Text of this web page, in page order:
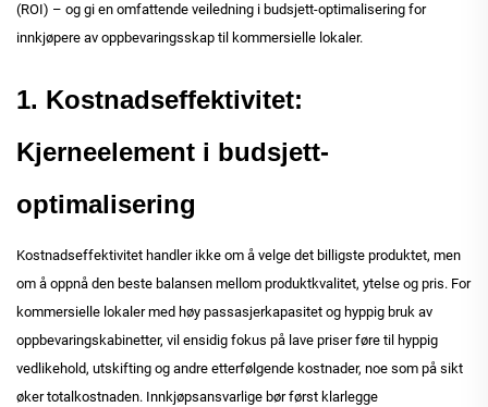
(ROI) – og gi en omfattende veiledning i budsjett-optimalisering for
innkjøpere av oppbevaringsskap til kommersielle lokaler.
1. Kostnadseffektivitet:
Kjerneelement i budsjett-
optimalisering
Kostnadseffektivitet handler ikke om å velge det billigste produktet, men
om å oppnå den beste balansen mellom produktkvalitet, ytelse og pris. For
kommersielle lokaler med høy passasjerkapasitet og hyppig bruk av
oppbevaringskabinetter, vil ensidig fokus på lave priser føre til hyppig
vedlikehold, utskifting og andre etterfølgende kostnader, noe som på sikt
øker totalkostnaden. Innkjøpsansvarlige bør først klarlegge